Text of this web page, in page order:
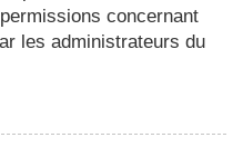
concernant
les administrateurs du